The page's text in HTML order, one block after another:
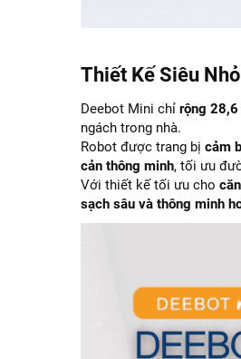
Thiết Kế Siêu
Deebot Mini chỉrộng
ngách trong nhà.
Robot được trang bịcảm
cản thông minh, tối ưu
Với thiết kế tối ưu cho
sạch sâu và thông minh